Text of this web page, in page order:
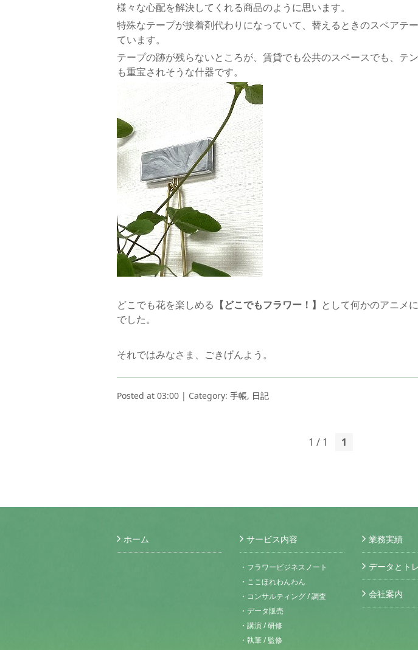
様々な心配を解決してくれる商品のように思います。
特殊なテープが接着剤代わりになっていて、替えるときのスペアテ
ています。
テープの跡が残らないところが、賃貸でも公共のスペースでも、テ
も重宝されそうな什器です。
どこでも花を楽しめる 【どこでもフラワー！】
として何かのアニメ
でした。
それではみなさま、ごきげんよう。
Posted at 03:00 | Category: 手帳, 日記
1 / 1 1
ホーム サービス内容
・フラワービジネスノート
・ここほれわんわん
・コンサルティング / 調査
・データ販売
・講演 / 研修
・執筆 / 監修
業務実績
データとト
会社案内